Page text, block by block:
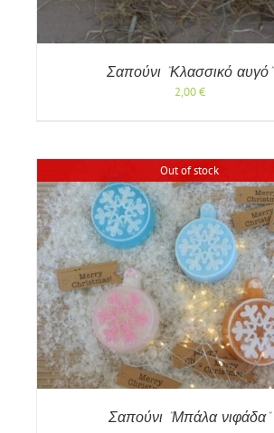
Σαπούνι ”Κλασσικό αυγό”
2,00€
Out of stock
Σαπούνι ”Μπάλα νιφάδα”